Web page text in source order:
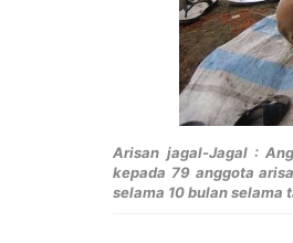
Arisan jagal-Jagal :
kepada 79 anggota
selama 10 bulan selama